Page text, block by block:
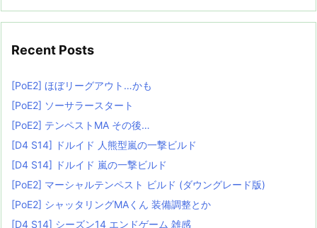
Recent Posts
[PoE2] ほぼリーグアウト…かも
[PoE2] ソーサラースタート
[PoE2] テンペストMA その後…
[D4 S14] ドルイド 人熊型嵐の一撃ビルド
[D4 S14] ドルイド 嵐の一撃ビルド
[PoE2] マーシャルテンペスト ビルド (ダウングレード版)
[PoE2] シャッタリングMAくん 装備調整とか
[D4 S14] シーズン14 エンドゲーム 雑感